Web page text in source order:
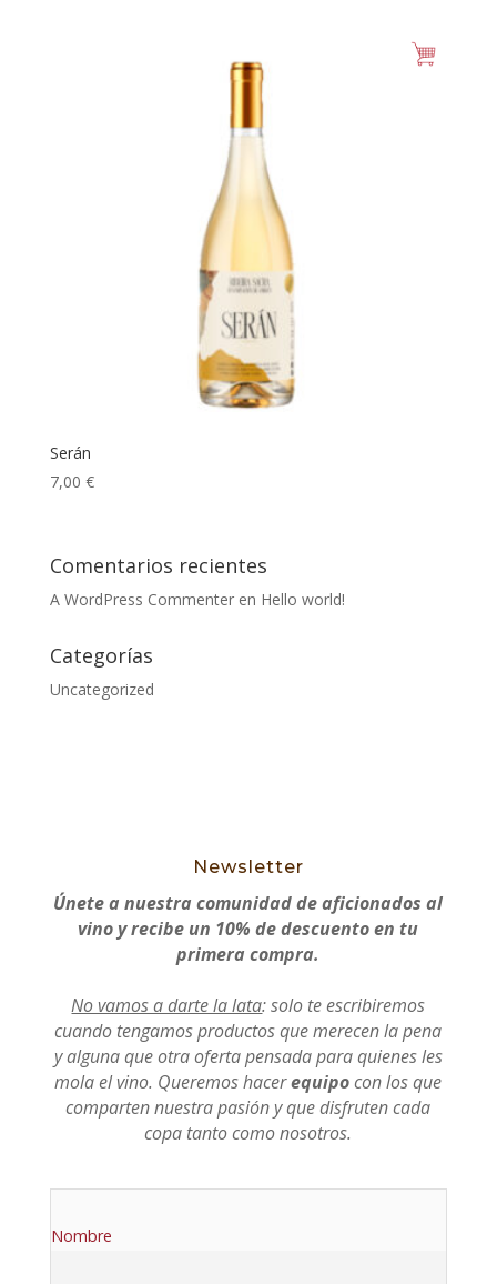
Serán
7,00 €
Comentarios recientes
A WordPress Commenteren Hello world!
Categorías
Uncategorized
Newsletter
Únete a nuestra comunidad de aficionados al
vino y recibe un 10% de descuento en tu
primera compra.
No vamos a darte la lata: solo te escribiremos
cuando tengamos productos que merecen la pena
y alguna que otra oferta pensada para quienes les
mola el vino. Queremos hacerequipocon los que
comparten nuestra pasión y que disfruten cada
copa tanto como nosotros.
Nombre